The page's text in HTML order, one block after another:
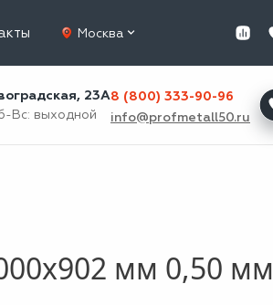
Москва
23А
Вс: выходной
8 (800) 333-90-96
info@profmetall50.ru
мм 0,50 мм